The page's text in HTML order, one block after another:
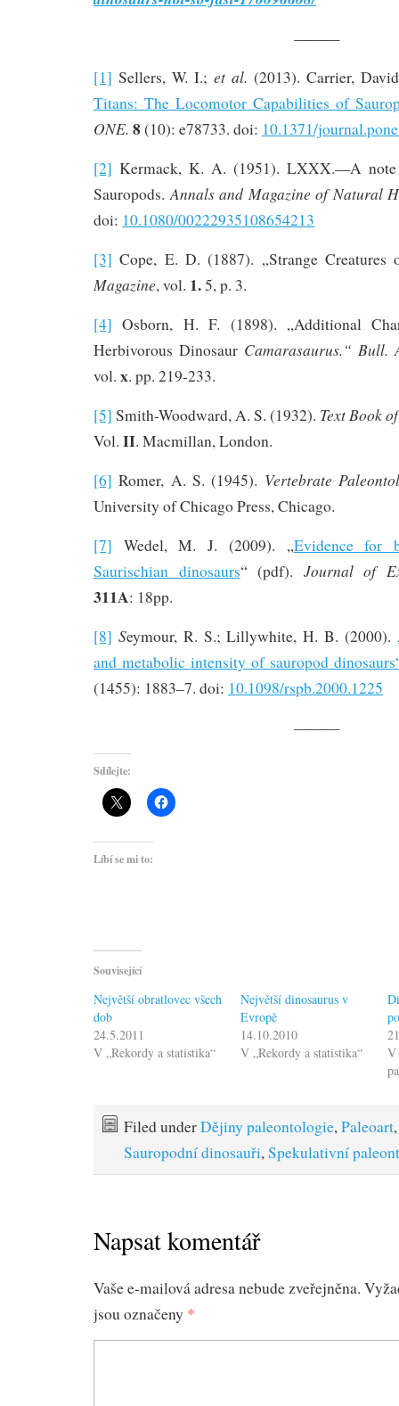
———
[1] Sellers, W. I.;et al. (2013). Carrier,
Titans: The Locomotor Capabilities of
ONE. 8(10): e78733. doi: 10.1371/
[2] Kermack, K. A. (1951). LXXX.—A
Sauropods. Annals and Magazine of Natural
doi: 10.1080/00222935108654213
[3] Cope, E. D. (1887). „Strange
Magazine, vol. 1.5, p. 3.
[4] Osborn, H. F. (1898). „Additional
Herbivorous Dinosaur Camarasaurus.“ Bull.
vol. x. pp. 219-233.
[5] Smith-Woodward, A. S. (1932). Text Book
Vol. II. Macmillan, London.
[6] Romer, A. S. (1945). Vertebrate
University of Chicago Press, Chicago.
[7] Wedel, M. J. (2009). „Evidence for
Saurischian dinosaurs“ (pdf). Journal of
311A: 18pp.
[8] Seymour, R. S.; Lillywhite, H. B. (2000).
and metabolic intensity of sauropod
(1455): 1883–7. doi: 10.1098/rspb.2000.1225
———
Sdílejte:
Líbí se mi to:
Související
Největší obratlovec všech
dob
24.5.2011
V „Rekordy a statistika“
Největší dinosaurus v
Evropě
14.10.2010
V „Rekordy a statistika“
V
Filed underDějiny paleontologie, Paleoart,
Sauropodní dinosauři, Spekulativní
Napsat komentář
Vaše e-mailová adresa nebude zveřejněna.
jsou označeny *